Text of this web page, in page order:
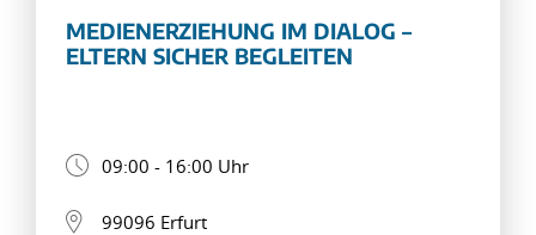
MEDIENERZIEHUNG IM DIALOG –
ELTERN SICHER BEGLEITEN
09:00 - 16:00 Uhr
99096 Erfurt